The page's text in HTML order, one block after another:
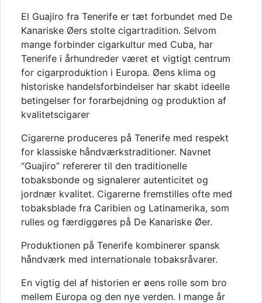
El Guajiro fra Tenerife er tæt forbundet med De
Kanariske Øers stolte cigartradition. Selvom
mange forbinder cigarkultur med Cuba, har
Tenerife i århundreder været et vigtigt centrum
for cigarproduktion i Europa. Øens klima og
historiske handelsforbindelser har skabt ideelle
betingelser for forarbejdning og produktion af
kvalitetscigarer
Cigarerne produceres på Tenerife med respekt
for klassiske håndværkstraditioner. Navnet
“Guajiro” refererer til den traditionelle
tobaksbonde og signalerer autenticitet og
jordnær kvalitet. Cigarerne fremstilles ofte med
tobaksblade fra Caribien og Latinamerika, som
rulles og færdiggøres på De Kanariske Øer.
Produktionen på Tenerife kombinerer spansk
håndværk med internationale tobaksråvarer.
En vigtig del af historien er øens rolle som bro
mellem Europa og den nye verden. I mange år